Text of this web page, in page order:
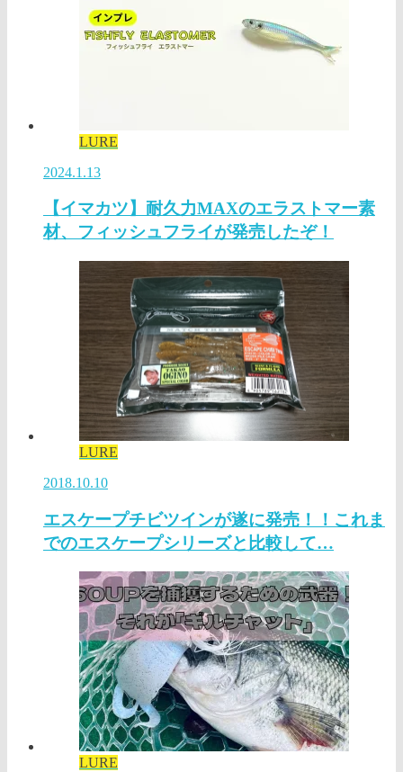
LURE
2024.1.13
【イマカツ】耐久力MAXのエラストマー素
材、フィッシュフライが発売したぞ！
LURE
2018.10.10
エスケープチビツインが遂に発売！！これま
でのエスケープシリーズと比較して…
LURE